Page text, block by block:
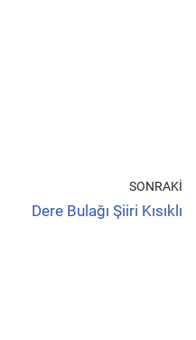
SONRAKI
Dere Bulağı Şiiri Kısıklı